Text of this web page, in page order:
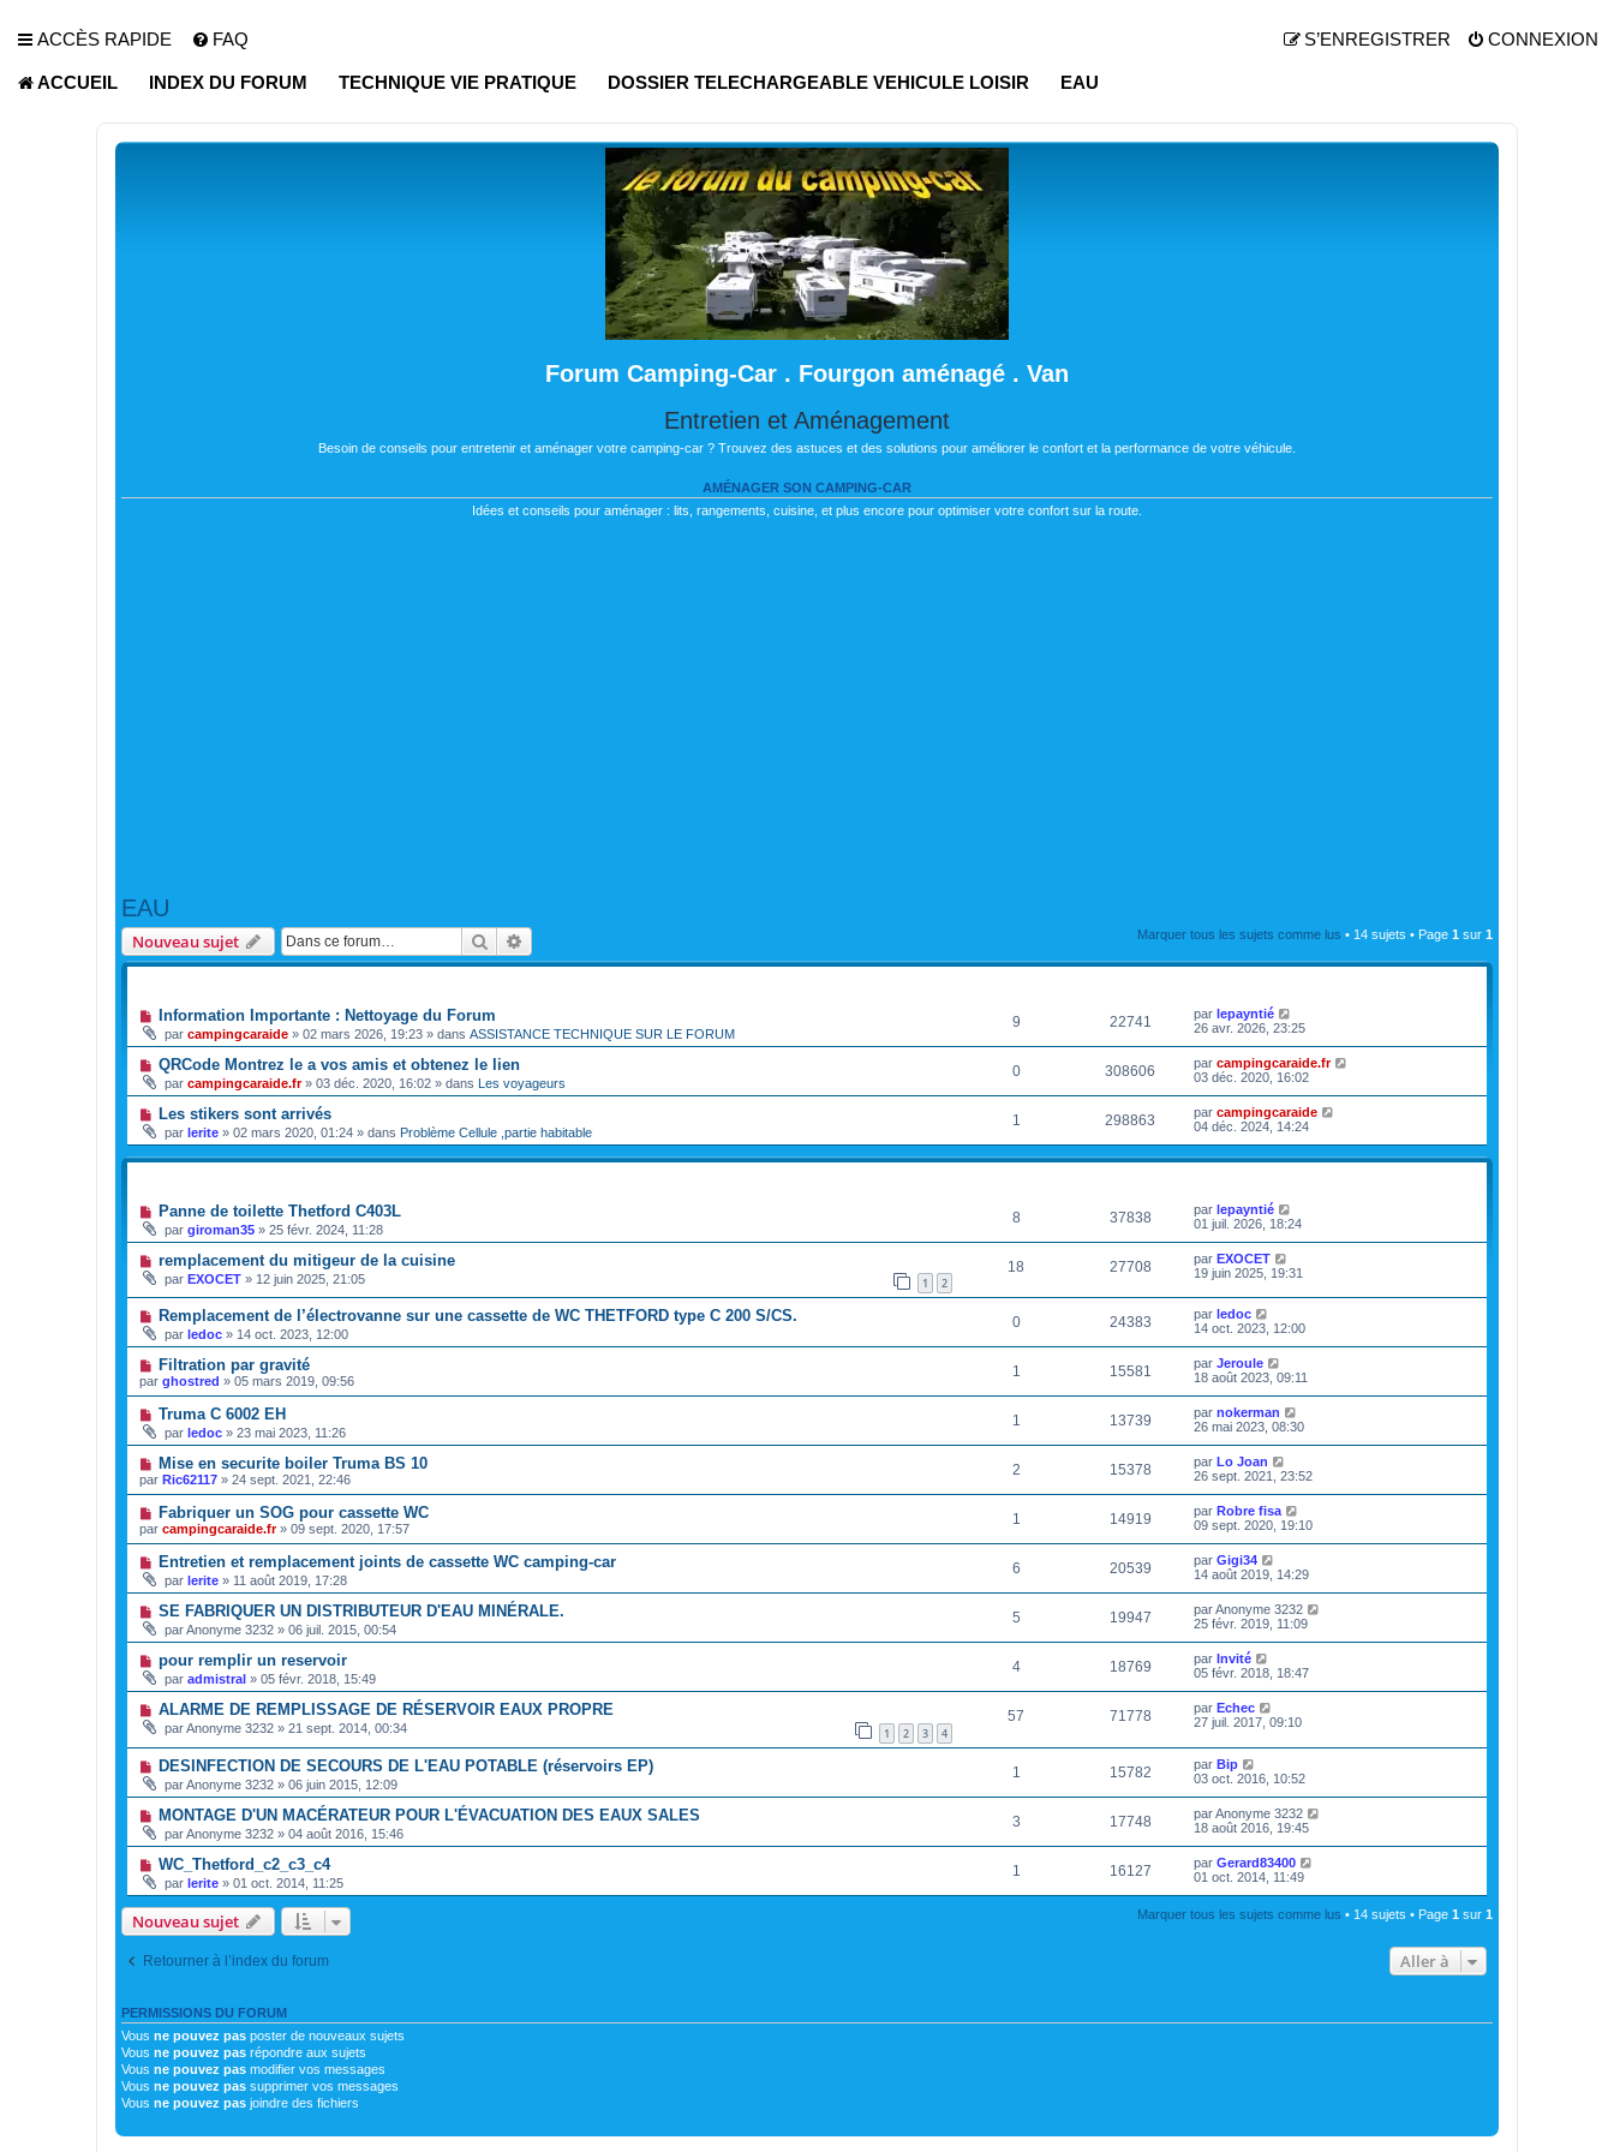
ACCÈS RAPIDE FAQ CONNEXION
S’ENREGISTRER
ACCUEIL INDEX DU FORUM TECHNIQUE VIE PRATIQUE DOSSIER TELECHARGEABLE VEHICULE LOISIR EAU
Forum Camping-Car . Fourgon aménagé . Van
Entretien et Aménagement
Besoin de conseils pour entretenir et aménager votre camping-car ? Trouvez des astuces et des solutions pour améliorer le confort et la performance de votre véhicule.
AMÉNAGER SON CAMPING-CAR
Idées et conseils pour aménager : lits, rangements, cuisine, et plus encore pour optimiser votre confort sur la route.
EAU
Nouveau sujet Rechercher Marquer tous les sujets comme lus • 14 sujets • Page 1 sur 1
Information Importante : Nettoyage du Forum
par campingcaraide » 02 mars 2026, 19:23 » dans ASSISTANCE TECHNIQUE SUR LE FORUM
9 22741 par lepayntié
26 avr. 2026, 23:25
QRCode Montrez le a vos amis et obtenez le lien
par campingcaraide.fr» 03 déc. 2020, 16:02 » dans Les voyageurs
0 308606 par campingcaraide.fr
03 déc. 2020, 16:02
Les stikers sont arrivés
par lerite » 02 mars 2020, 01:24 » dans Problème Cellule ,partie habitable
1 298863 par campingcaraide
04 déc. 2024, 14:24
Panne de toilette Thetford C403L
par giroman35 » 25 févr. 2024, 11:28
8 37838 par lepayntié
01 juil. 2026, 18:24
remplacement du mitigeur de la cuisine
par EXOCET » 12 juin 2025, 21:05 1 2
18 27708 par EXOCET
19 juin 2025, 19:31
Remplacement de l’électrovanne sur une cassette de WC THETFORD type C 200 S/CS.
par ledoc » 14 oct. 2023, 12:00
0 24383 par ledoc
14 oct. 2023, 12:00
Filtration par gravité
par ghostred » 05 mars 2019, 09:56
1 15581 par Jeroule
18 août 2023, 09:11
Truma C 6002 EH
par ledoc » 23 mai 2023, 11:26
1 13739 par nokerman
26 mai 2023, 08:30
Mise en securite boiler Truma BS 10
par Ric62117 » 24 sept. 2021, 22:46
2 15378 par Lo Joan
26 sept. 2021, 23:52
Fabriquer un SOG pour cassette WC
par campingcaraide.fr» 09 sept. 2020, 17:57
1 14919 par Robre fisa
09 sept. 2020, 19:10
Entretien et remplacement joints de cassette WC camping-car
par lerite » 11 août 2019, 17:28
6 20539 par Gigi34
14 août 2019, 14:29
SE FABRIQUER UN DISTRIBUTEUR D'EAU MINÉRALE.
parAnonyme 3232 » 06 juil. 2015, 00:54
5 19947 parAnonyme 3232
25 févr. 2019, 11:09
pour remplir un reservoir
par admistral » 05 févr. 2018, 15:49
4 18769 par Invité
05 févr. 2018, 18:47
ALARME DE REMPLISSAGE DE RÉSERVOIR EAUX PROPRE
parAnonyme 3232 » 21 sept. 2014, 00:34 1 2 3 4
57 71778 par Echec
27 juil. 2017, 09:10
DESINFECTION DE SECOURS DE L'EAU POTABLE (réservoirs EP)
parAnonyme 3232 » 06 juin 2015, 12:09
1 15782 par Bip
03 oct. 2016, 10:52
MONTAGE D'UN MACÉRATEUR POUR L'ÉVACUATION DES EAUX SALES
parAnonyme 3232 » 04 août 2016, 15:46
3 17748 parAnonyme 3232
18 août 2016, 19:45
WC_Thetford_c2_c3_c4
par lerite » 01 oct. 2014, 11:25
1 16127 par Gerard83400
01 oct. 2014, 11:49
Nouveau sujet Marquer tous les sujets comme lus • 14 sujets • Page 1 sur 1
Retourner à l’index du forum Aller à
PERMISSIONS DU FORUM
Vous ne pouvez pas poster de nouveaux sujets
Vous ne pouvez pas répondre aux sujets
Vous ne pouvez pas modifier vos messages
Vous ne pouvez pas supprimer vos messages
Vous ne pouvez pas joindre des fichiers